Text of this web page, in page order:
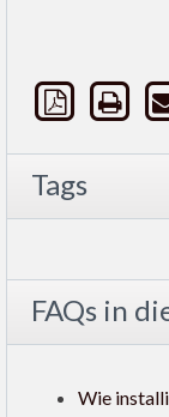
Tags
FAQs in
Wie